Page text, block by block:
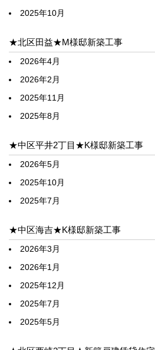
2025年10月
★北区田益★M様邸新築工事
2026年4月
2026年2月
2025年11月
2025年8月
★中区平井2丁目★K様邸新築工事
2026年5月
2025年10月
2025年7月
★中区海吉★K様邸新築工事
2026年3月
2026年1月
2025年12月
2025年7月
2025年5月